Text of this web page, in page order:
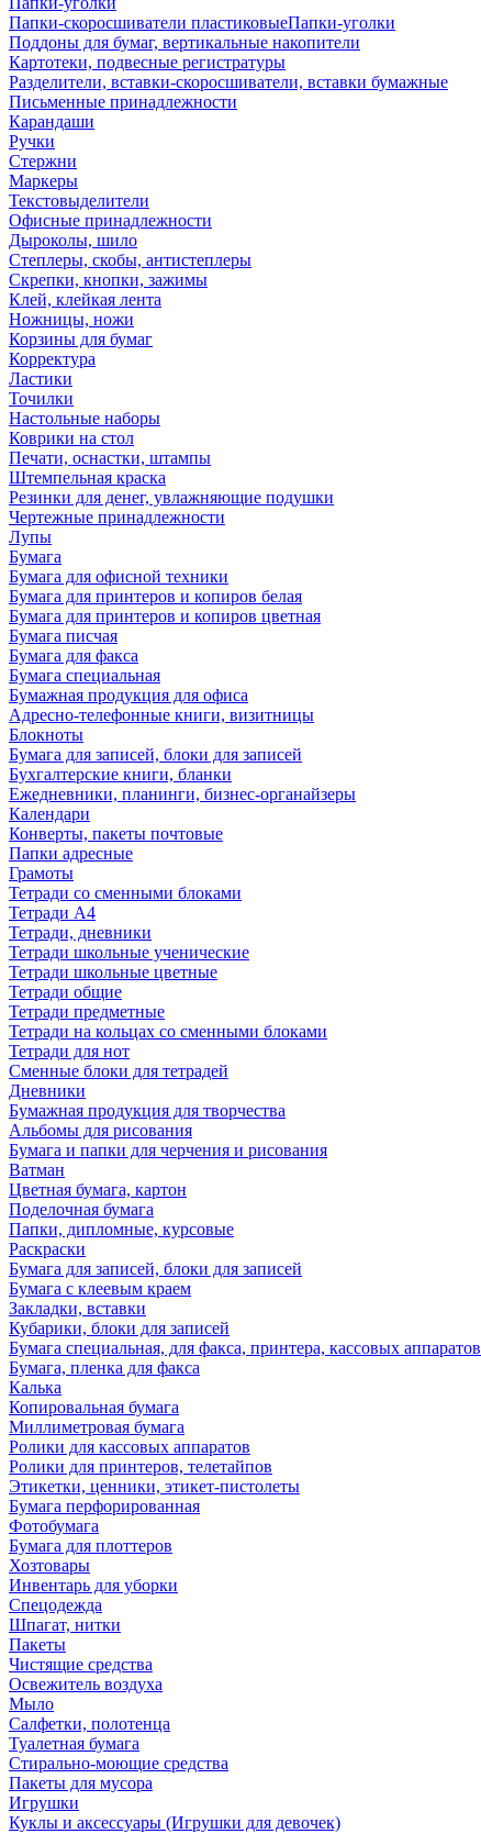
Папки-скоросшиватели пластиковыеПапки-уголки
Поддоны для бумаг, вертикальные накопители
Картотеки, подвесные регистратуры
Разделители, вставки-скоросшиватели, вставки бумажные
Письменные принадлежности
Карандаши
Ручки
Стержни
Маркеры
Текстовыделители
Офисные принадлежности
Дыроколы, шило
Степлеры, скобы, антистеплеры
Скрепки, кнопки, зажимы
Клей, клейкая лента
Ножницы, ножи
Корзины для бумаг
Корректура
Ластики
Точилки
Настольные наборы
Коврики на стол
Печати, оснастки, штампы
Штемпельная краска
Резинки для денег, увлажняющие подушки
Чертежные принадлежности
Лупы
Бумага
Бумага для офисной техники
Бумага для принтеров и копиров белая
Бумага для принтеров и копиров цветная
Бумага писчая
Бумага для факса
Бумага специальная
Бумажная продукция для офиса
Адресно-телефонные книги, визитницы
Блокноты
Бумага для записей, блоки для записей
Бухгалтерские книги, бланки
Ежедневники, планинги, бизнес-органайзеры
Календари
Конверты, пакеты почтовые
Папки адресные
Грамоты
Тетради со сменными блоками
Тетради А4
Тетради, дневники
Тетради школьные ученические
Тетради школьные цветные
Тетради общие
Тетради предметные
Тетради на кольцах со сменными блоками
Тетради для нот
Сменные блоки для тетрадей
Дневники
Бумажная продукция для творчества
Альбомы для рисования
Бумага и папки для черчения и рисования
Ватман
Цветная бумага, картон
Поделочная бумага
Папки, дипломные, курсовые
Раскраски
Бумага для записей, блоки для записей
Бумага с клеевым краем
Закладки, вставки
Кубарики, блоки для записей
Бумага специальная, для факса, принтера, кассовых аппаратов
Бумага, пленка для факса
Калька
Копировальная бумага
Миллиметровая бумага
Ролики для кассовых аппаратов
Ролики для принтеров, телетайпов
Этикетки, ценники, этикет-пистолеты
Бумага перфорированная
Фотобумага
Бумага для плоттеров
Хозтовары
Инвентарь для уборки
Спецодежда
Шпагат, нитки
Пакеты
Чистящие средства
Освежитель воздуха
Мыло
Салфетки, полотенца
Туалетная бумага
Стирально-моющие средства
Пакеты для мусора
Игрушки
Куклы и аксессуары (Игрушки для девочек)